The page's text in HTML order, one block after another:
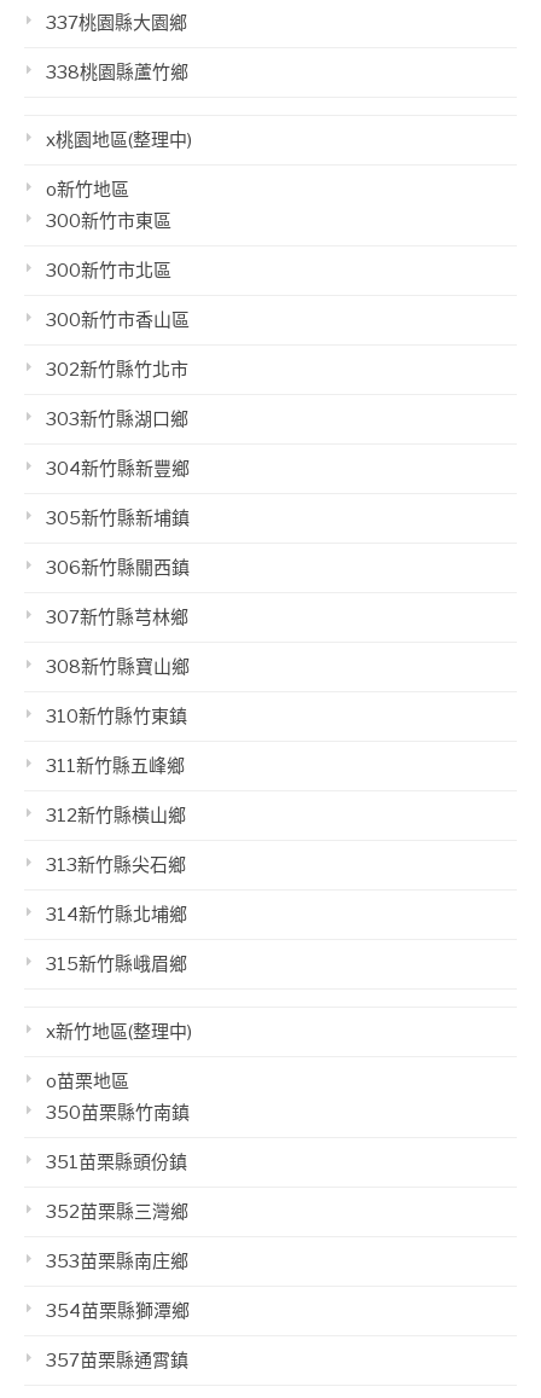
337桃園縣大園鄉
338桃園縣蘆竹鄉
x桃園地區(整理中)
o新竹地區
300新竹市東區
300新竹市北區
300新竹市香山區
302新竹縣竹北市
303新竹縣湖口鄉
304新竹縣新豐鄉
305新竹縣新埔鎮
306新竹縣關西鎮
307新竹縣芎林鄉
308新竹縣寶山鄉
310新竹縣竹東鎮
311新竹縣五峰鄉
312新竹縣橫山鄉
313新竹縣尖石鄉
314新竹縣北埔鄉
315新竹縣峨眉鄉
x新竹地區(整理中)
o苗栗地區
350苗栗縣竹南鎮
351苗栗縣頭份鎮
352苗栗縣三灣鄉
353苗栗縣南庄鄉
354苗栗縣獅潭鄉
357苗栗縣通霄鎮